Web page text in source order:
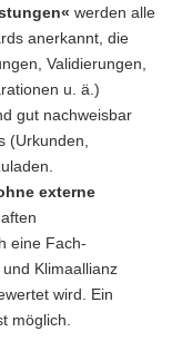
werden alle
anerkannt, die
Validierungen,
u. ä.)
gut nachweisbar
(Urkunden,
externe
eine Fach-
Klimaallianz
wird. Ein
möglich.